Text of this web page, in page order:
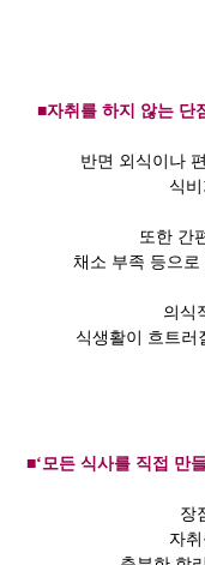
■자취를 하지 않는 단
반면 외식이나
식
또한 간
채소 부족 등으
의식
식생활이 흐트러
■‘모든 식사를 직접 만
장
자